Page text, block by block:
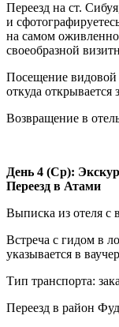
Переезд на ст.
и
на самом
своеобразной
Посещение
откуда
Возвращение в
День 4 (Ср):
Переезд в Атами
Выписка из отеля с
Встреча с гидом в
указывается в
Тип транспорта:
Переезд в район